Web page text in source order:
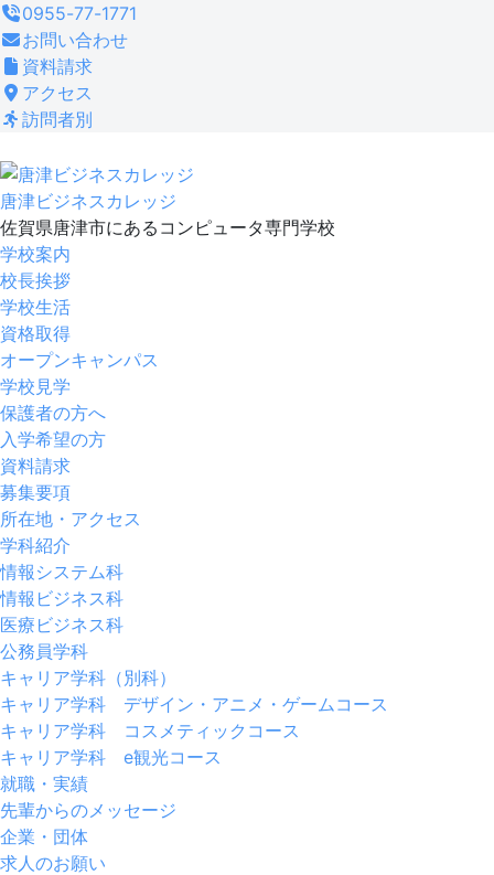
コ
ン
テ
ン
ツ
ス
キ
ッ
プ
0955-77-1771
お問い合わせ
資料請求
アクセス
訪問者別
唐津ビジネスカレッジ
佐賀県唐津市にあるコンピュータ専門学校
学校案内
校長挨拶
学校生活
資格取得
オープンキャンパス
学校見学
保護者の方へ
入学希望の方
資料請求
募集要項
所在地・アクセス
学科紹介
情報システム科
情報ビジネス科
医療ビジネス科
公務員学科
キャリア学科（別科）
キャリア学科 デザイン・アニメ・ゲームコース
キャリア学科 コスメティックコース
キャリア学科 e観光コース
就職・実績
先輩からのメッセージ
企業・団体
求人のお願い